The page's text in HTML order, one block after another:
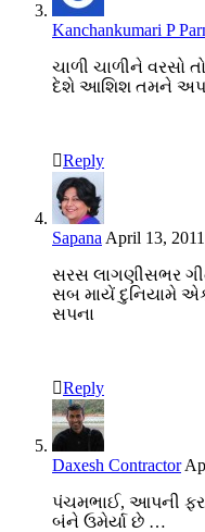
Kanchankumari P
ચાળી ચાળીને વરસો
દેશે આશિશ તમને
Reply
Sapana April 13, 2011
સરસ લાગણીસભર
સબ માયેં દુનિયામે
સપના
Reply
Daxesh Contractor
પંચમભાઈ, આપની
બંને ઉમેર્યા છે …